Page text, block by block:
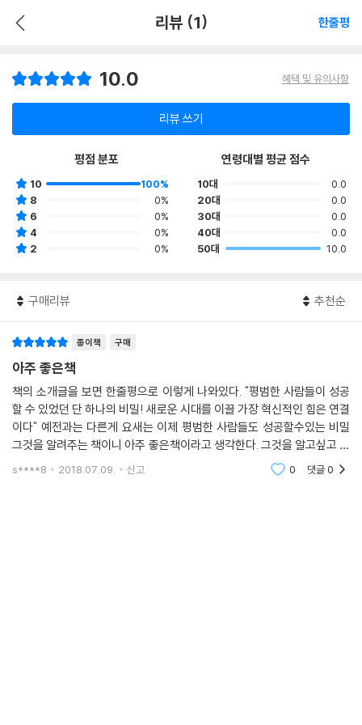
리뷰 (1) 한줄평
10.0 혜택 및 유의사항
리뷰 쓰기
평점 분포
10
100%
8
0%
6
0%
4
0%
2
0%
연령대별 평균 점수
10대
0.0
20대
0.0
30대
0.0
40대
0.0
50대
10.0
구매리뷰 추천순
종이책 구매
아주 좋은책
책의 소개글을 보면 한줄평으로 이렇게 나와있다. "평범한 사람들이 성공
할 수 있었던 단 하나의 비밀! 새로운 시대를 이끌 가장 혁신적인 힘은 연결
이다" 예전과는 다른게 요새는 이제 평범한 사람들도 성공할수있는 비밀
그것을 알려주는 책이니 아주 좋은책이라고 생각한다. 그것을 알고싶고 그
답이 연결이라는게 더 놀랍고 흥미로워서 읽은 책인데 매우 좋았다. 다른
s****8 2018.07.09. 신고 0 댓글0